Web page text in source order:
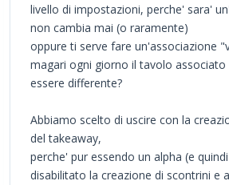
livello di impostazioni, perche' sara'
non cambia mai (o raramente)
oppure ti serve fare un'associazione
magari ogni giorno il tavolo associato
essere differente?
Abbiamo scelto di uscire con la
del takeaway,
perche' pur essendo un alpha (e
disabilitato la creazione di scontrini e